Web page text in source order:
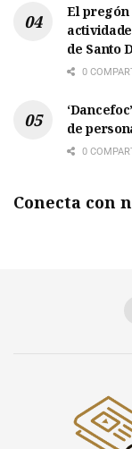
El pregón
de Santo
0
de
0
Conecta con